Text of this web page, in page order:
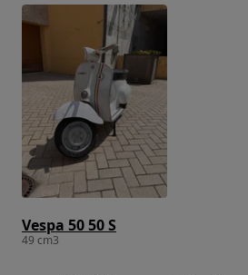
Vespa 50 50 S
49 cm3